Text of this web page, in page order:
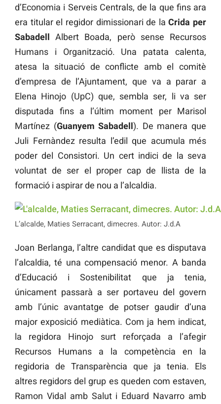
d’Economia i Serveis Centrals, de la que fins ara
era titular el regidor dimissionari de laCrida per
Sabadell Albert Boada, però sense Recursos
Humans i Organització. Una patata calenta,
atesa la situació de conflicte amb el comitè
d’empresa de l’Ajuntament, que va a parar a
Elena Hinojo (UpC) que, sembla ser, li va ser
disputada fins a l’últim moment per Marisol
Martínez (Guanyem Sabadell). De manera que
Juli Fernàndez resulta l’edil que acumula més
poder del Consistori. Un cert indici de la seva
voluntat de ser el proper cap de llista de la
formació i aspirar de nou a l’alcaldia.
L’alcalde, Maties Serracant, dimecres. Autor: J.d.A
Joan Berlanga, l’altre candidat que es disputava
l’alcaldia, té una compensació menor. A banda
d’Educació i Sostenibilitat que ja tenia,
únicament passarà a ser portaveu del govern
amb l’únic avantatge de potser gaudir d’una
major exposició mediàtica. Com ja hem indicat,
la regidora Hinojo surt reforçada a l’afegir
Recursos Humans a la competència en la
regidoria de Transparència que ja tenia. Els
altres regidors del grup es queden com estaven,
Ramon Vidal amb Salut i Eduard Navarro amb